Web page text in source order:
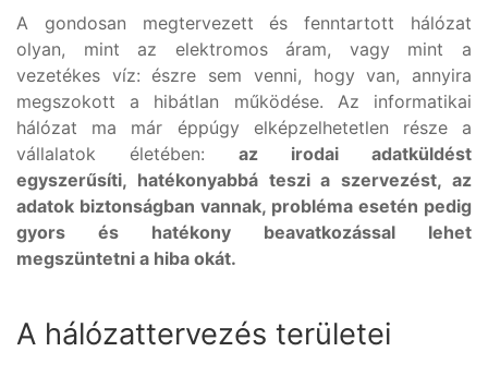
A gondosan megtervezett és fenntartott hálózat
olyan, mint az elektromos áram, vagy mint a
vezetékes víz: észre sem venni, hogy van, annyira
megszokott a hibátlan működése. Az informatikai
hálózat ma már éppúgy elképzelhetetlen része a
vállalatok életében: az irodai adatküldést
egyszerűsíti, hatékonyabbá teszi a szervezést, az
adatok biztonságban vannak, probléma esetén pedig
gyors és hatékony beavatkozással lehet
megszüntetni a hiba okát.
A hálózattervezés területei